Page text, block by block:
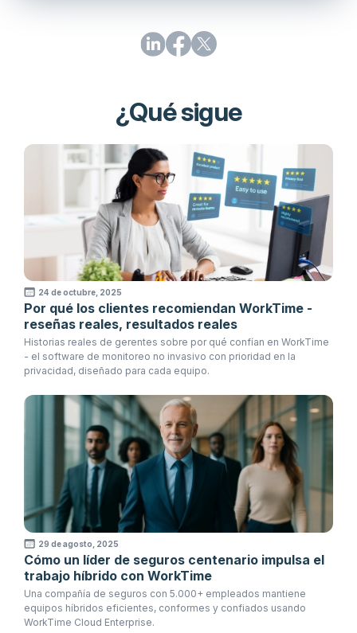
¿Qué sigue
24 de octubre, 2025
Por qué los clientes recomiendan WorkTime -
reseñas reales, resultados reales
Historias reales de gerentes sobre por qué confían en WorkTime
- el software de monitoreo no invasivo con prioridad en la
privacidad, diseñado para cada equipo.
29 de agosto, 2025
Cómo un líder de seguros centenario impulsa el
trabajo híbrido con WorkTime
Una compañía de seguros con 5.000+ empleados mantiene
equipos híbridos eficientes, conformes y confiados usando
WorkTime Cloud Enterprise.